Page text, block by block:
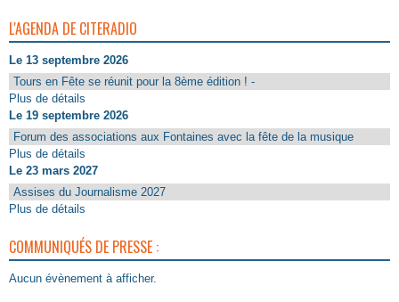
L'AGENDA DE CITERADIO
Le 13 septembre 2026
Tours en Fête se réunit pour la 8ème édition ! -
Plus de détails
Le 19 septembre 2026
Forum des associations aux Fontaines avec la fête de la musique
Plus de détails
Le 23 mars 2027
Assises du Journalisme 2027
Plus de détails
COMMUNIQUÉS DE PRESSE :
Aucun évènement à afficher.